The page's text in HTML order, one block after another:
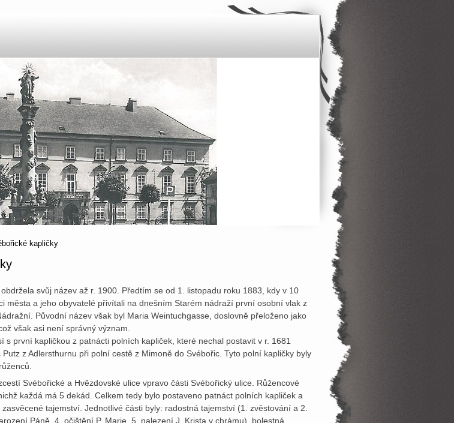
kapličky
svůj název až r. 1900. Předtím se od 1. listopadu roku 1883, kdy v 10
města a jeho obyvatelé přivítali na dnešním Starém nádraží první osobní vlak z
Původní název však byl Maria Weintuchgasse, doslovně přeloženo jako
však asi není správný význam.
s první kapličkou z patnácti polních kapliček, které nechal postavit v r. 1681
z Adlersthurnu při polní cestě z Mimoně do Svébořic. Tyto polní kapličky byly
Svébořické a Hvězdovské ulice vpravo části Svébořický ulice. Růžencové
každá má 5 dekád. Celkem tedy bylo postaveno patnáct polních kapliček a
tajemství. Jednotlivé části byly: radostná tajemství (1. zvěstování a 2.
Páně, 4. očištění P. Marie, 5. nalezení J. Krista v chrámu), bolestná